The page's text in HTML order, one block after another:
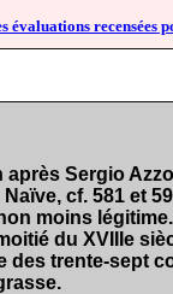
évaluations recensées
Sergio
cf. 581 et
moins
du XVIIIe
trente-sept